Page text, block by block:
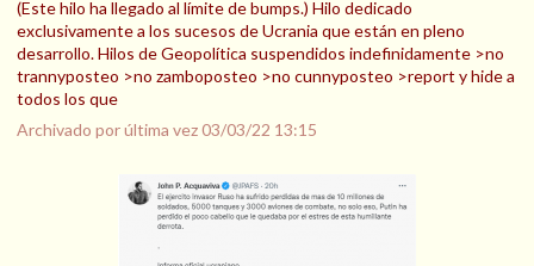
(Este hilo ha llegado al límite de bumps.) Hilo dedicado
exclusivamente a los sucesos de Ucrania que están en pleno
desarrollo. Hilos de Geopolítica suspendidos indefinidamente >no
trannyposteo >no zamboposteo >no cunnyposteo >report y hide a
todos los que
Archivado por última vez03/03/22 13:15